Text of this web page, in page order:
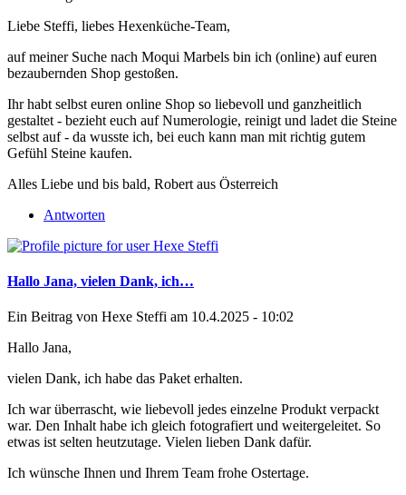
Liebe Steffi, liebes Hexenküche-Team,
auf meiner Suche nach Moqui Marbels bin ich (online) auf euren
bezaubernden Shop gestoßen.
Ihr habt selbst euren online Shop so liebevoll und ganzheitlich
gestaltet - bezieht euch auf Numerologie, reinigt und ladet die Steine
selbst auf - da wusste ich, bei euch kann man mit richtig gutem
Gefühl Steine kaufen.
Alles Liebe und bis bald, Robert aus Österreich
Antworten
Hallo Jana, vielen Dank, ich…
Ein Beitrag von Hexe Steffi am 10.4.2025 - 10:02
Hallo Jana,
vielen Dank, ich habe das Paket erhalten.
Ich war überrascht, wie liebevoll jedes einzelne Produkt verpackt
war. Den Inhalt habe ich gleich fotografiert und weitergeleitet. So
etwas ist selten heutzutage. Vielen lieben Dank dafür.
Ich wünsche Ihnen und Ihrem Team frohe Ostertage.